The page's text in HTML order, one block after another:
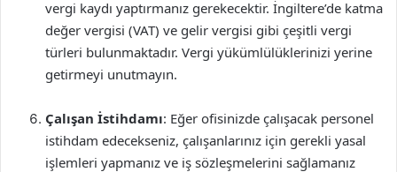
vergi kaydı yaptırmanız gerekecektir. İngiltere’de katma
değer vergisi (VAT) ve gelir vergisi gibi çeşitli vergi
türleri bulunmaktadır. Vergi yükümlülüklerinizi yerine
getirmeyi unutmayın.
Çalışan İstihdamı: Eğer ofisinizde çalışacak personel
istihdam edecekseniz, çalışanlarınız için gerekli yasal
işlemleri yapmanız ve iş sözleşmelerini sağlamanız